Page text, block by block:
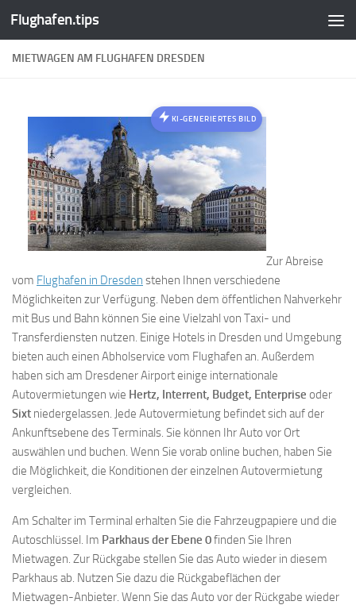
Zum Inhalt springen
Flughafen.tips
MIETWAGEN AM FLUGHAFEN DRESDEN
KI-GENERIERTES BILD
Zur Abreise
vom Flughafen in Dresden stehen Ihnen verschiedene
Möglichkeiten zur Verfügung. Neben dem öffentlichen Nahverkehr
mit Bus und Bahn können Sie eine Vielzahl von Taxi- und
Transferdiensten nutzen. Einige Hotels in Dresden und Umgebung
bieten auch einen Abholservice vom Flughafen an. Außerdem
haben sich am Dresdener Airport einige internationale
Autovermietungen wie Hertz, Interrent, Budget, Enterprise oder
Sixt niedergelassen. Jede Autovermietung befindet sich auf der
Ankunftsebene des Terminals. Sie können Ihr Auto vor Ort
auswählen und buchen. Wenn Sie vorab online buchen, haben Sie
die Möglichkeit, die Konditionen der einzelnen Autovermietung
vergleichen.
Am Schalter im Terminal erhalten Sie die Fahrzeugpapiere und die
Autoschlüssel. Im Parkhaus der Ebene 0finden Sie Ihren
Mietwagen. Zur Rückgabe stellen Sie das Auto wieder in diesem
Parkhaus ab. Nutzen Sie dazu die Rückgabeflächen der
Mietwagen-Anbieter. Wenn Sie das Auto vor der Rückgabe wieder